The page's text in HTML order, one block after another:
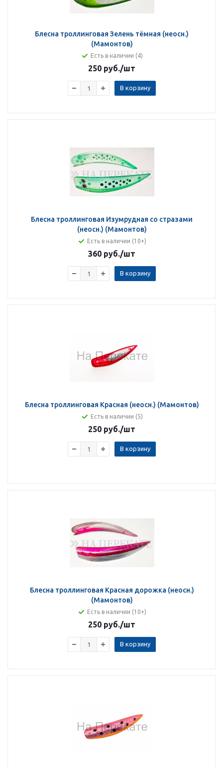
Блесна троллинговая Зелень тёмная (неосн.)
(Мамонтов)
Есть в наличии (4)
250 руб./шт
В корзину
Блесна троллинговая Изумрудная со стразами
(неосн.) (Мамонтов)
Есть в наличии (10+)
360 руб./шт
В корзину
Блесна троллинговая Красная (неосн.) (Мамонтов)
Есть в наличии (5)
250 руб./шт
В корзину
Блесна троллинговая Красная дорожка (неосн.)
(Мамонтов)
Есть в наличии (10+)
250 руб./шт
В корзину